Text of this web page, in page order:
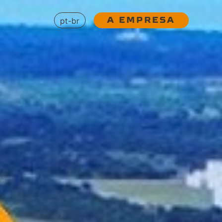
pt-br A EMPRESA